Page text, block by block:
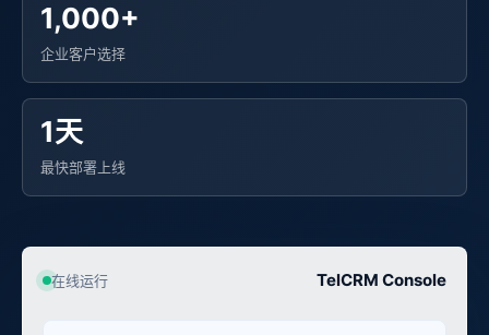
1,000+
企业客户选择
1天
最快部署上线
在线运行 TelCRM Console